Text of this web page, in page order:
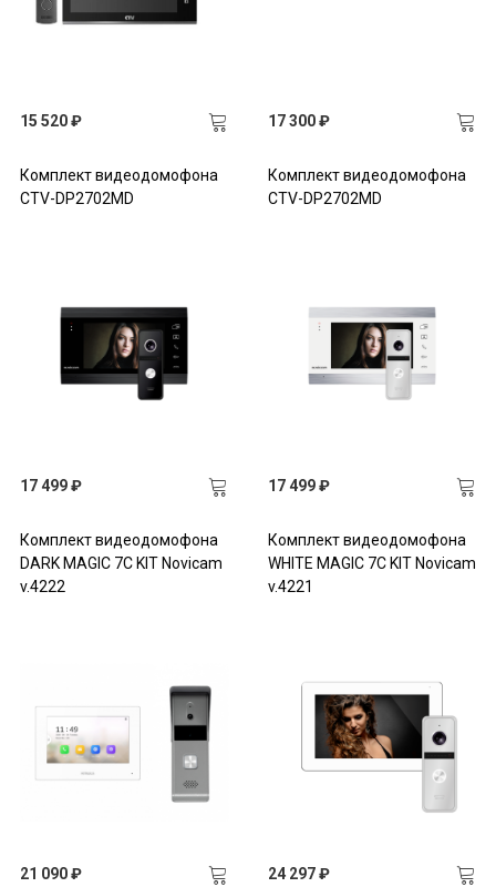
15 520 ₽
Комплект видеодомофона
CTV-DP2702MD
17 300 ₽
Комплект видеодомофона
CTV-DP2702MD
17 499 ₽
Комплект видеодомофона
DARK MAGIC 7С KIT Novicam
v.4222
17 499 ₽
Комплект видеодомофона
WHITE MAGIC 7С KIT Novicam
v.4221
21 090 ₽ 24 297 ₽